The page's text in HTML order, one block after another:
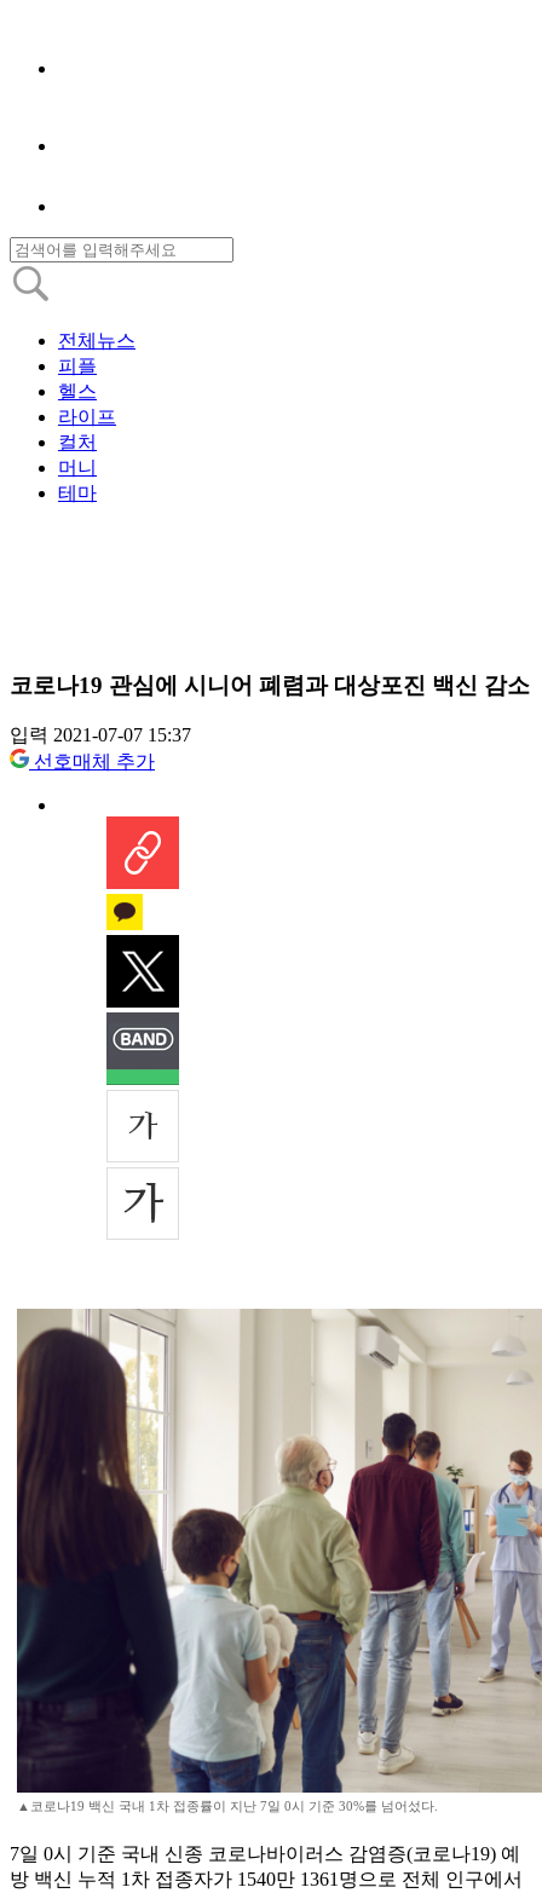
전체뉴스
피플
헬스
라이프
컬처
머니
테마
코로나19 관심에 시니어 폐렴과 대상포진 백신 감소
입력 2021-07-07 15:37
선호매체 추가
▲코로나19 백신 국내 1차 접종률이 지난 7일 0시 기준 30%를 넘어섰다.
7일 0시 기준 국내 신종 코로나바이러스 감염증(코로나19) 예
방 백신 누적 1차 접종자가 1540만 1361명으로 전체 인구에서